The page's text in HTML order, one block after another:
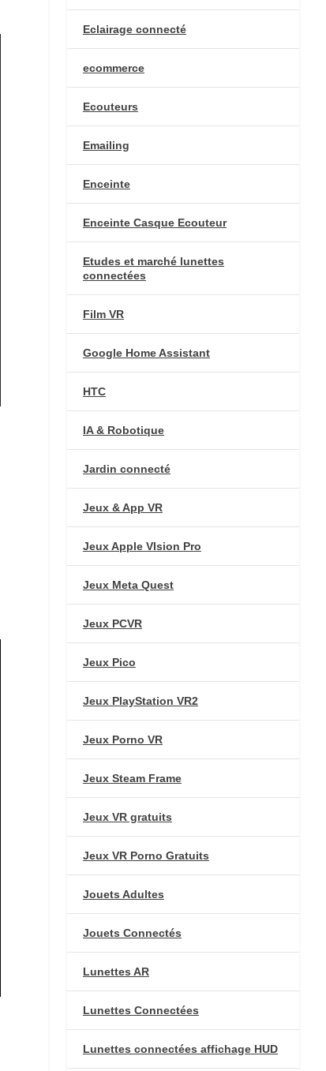
Eclairage connecté
ecommerce
Ecouteurs
Emailing
Enceinte
Enceinte Casque Ecouteur
Etudes et marché lunettes
connectées
Film VR
Google Home Assistant
HTC
IA & Robotique
Jardin connecté
Jeux & App VR
Jeux Apple VIsion Pro
Jeux Meta Quest
Jeux PCVR
Jeux Pico
Jeux PlayStation VR2
Jeux Porno VR
Jeux Steam Frame
Jeux VR gratuits
Jeux VR Porno Gratuits
Jouets Adultes
Jouets Connectés
Lunettes AR
Lunettes Connectées
Lunettes connectées affichage HUD